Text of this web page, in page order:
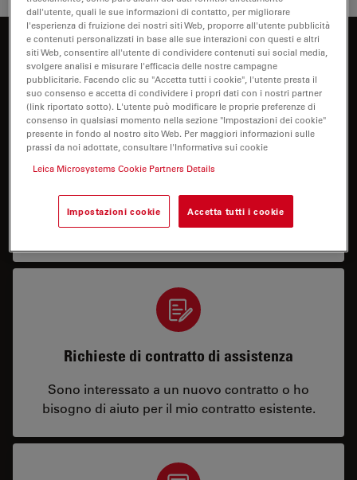
Come possiamo aiutarti?
I need help keeping my system running: technical
service, repairs, spare parts or upgrades.
Richieste di contratto di assistenza
Sono interessato a un nuovo contratto o ho
bisogno di aiuto per il mio contratto esistente.
dall'utente, quali le sue informazioni di contatto, per migliorare
l'esperienza di fruizione dei nostri siti Web, proporre all'utente pubblicità
e contenuti personalizzati in base alle sue interazioni con questi e altri
siti Web, consentire all'utente di condividere contenuti sui social media,
svolgere analisi e misurare l'efficacia delle nostre campagne
pubblicitarie. Facendo clic su "Accetta tutti i cookie", l'utente presta il
suo consenso e accetta di condividere i propri dati con i nostri partner
(link riportato sotto). L'utente può modificare le proprie preferenze di
consenso in qualsiasi momento nella sezione "Impostazioni dei cookie"
presente in fondo al nostro sito Web. Per maggiori informazioni sulle
prassi da noi adottate, consultare l'Informativa sui cookie
Leica Microsystems Cookie Partners Details
Impostazioni cookie Accetta tutti i cookie